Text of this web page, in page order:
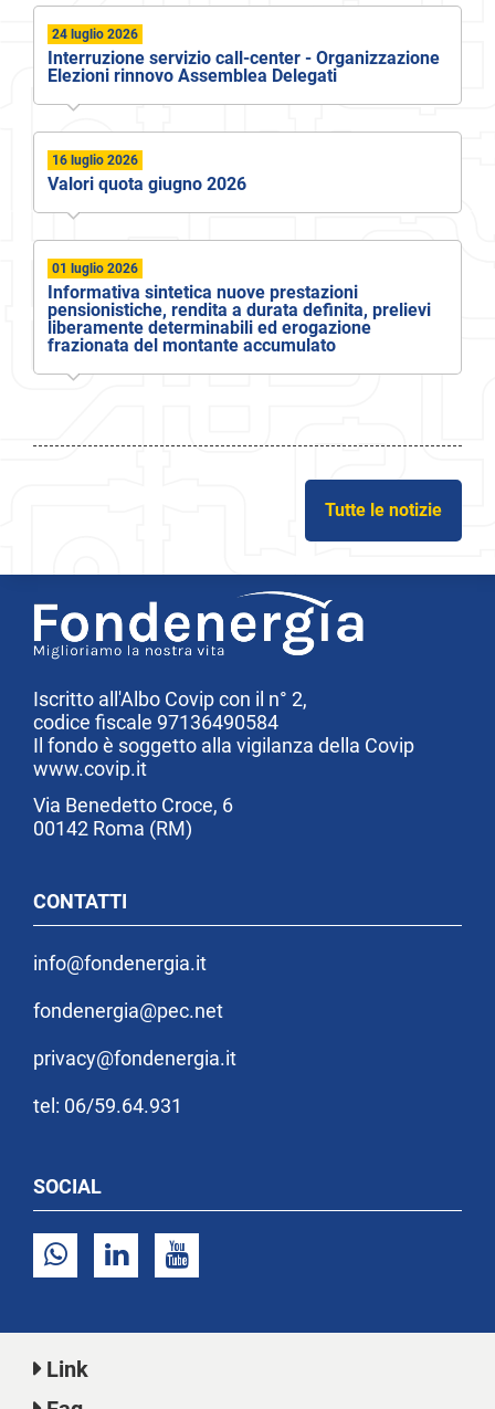
24 luglio 2026
Interruzione servizio call-center - Organizzazione
Elezioni rinnovo Assemblea Delegati
16 luglio 2026
Valori quota giugno 2026
01 luglio 2026
Informativa sintetica nuove prestazioni
pensionistiche, rendita a durata definita, prelievi
liberamente determinabili ed erogazione
frazionata del montante accumulato
Tutte le notizie
Iscritto all'Albo Covip con il n° 2,
codice fiscale 97136490584
Il fondo è soggetto alla vigilanza della Covip
www.covip.it
Via Benedetto Croce, 6
00142 Roma (RM)
CONTATTI
info@fondenergia.it
fondenergia@pec.net
privacy@fondenergia.it
tel: 06/59.64.931
SOCIAL
Link